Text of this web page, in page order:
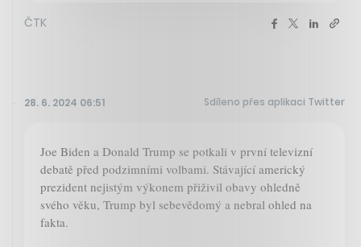
ČTK
28. 6. 2024 06:51 Sdíleno přes aplikaci Twitter
Joe Biden a Donald Trump se potkali v první televizní
debatě před podzimními volbami. Stávající americký
prezident nejistým výkonem přiživil obavy ohledně
svého věku, Trump byl sebevědomý a nebral ohled na
fakta.